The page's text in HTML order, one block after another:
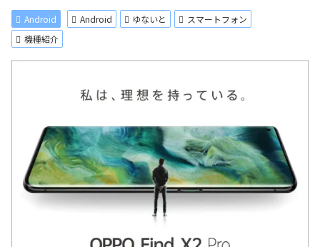
Android Android ゆないと
スマートフォン
機種紹介